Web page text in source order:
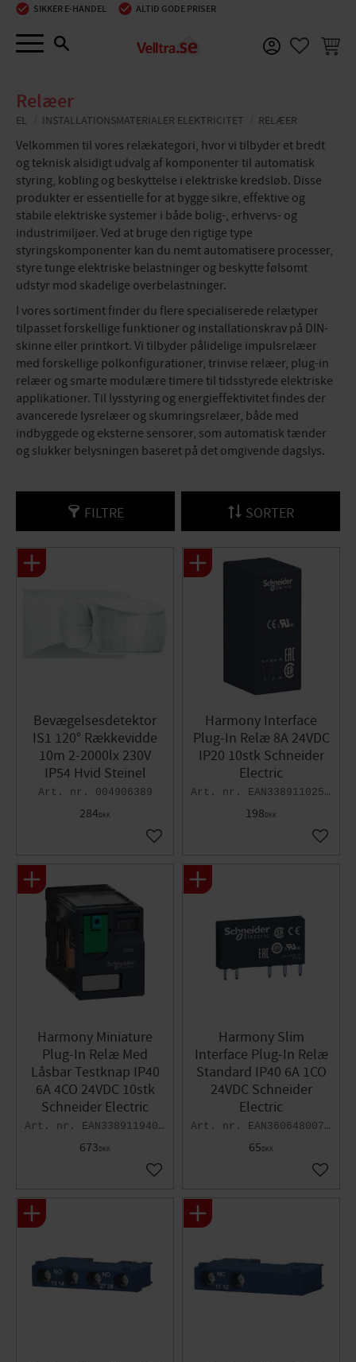
Menu
SIKKER E-HANDEL ALTID GODE PRISER
Relæer
EL INSTALLATIONSMATERIALER ELEKTRICITET RELÆER
Velkommen til vores relækategori, hvor vi tilbyder et bredt
og teknisk alsidigt udvalg af komponenter til automatisk
styring, kobling og beskyttelse i elektriske kredsløb. Disse
produkter er essentielle for at bygge sikre, effektive og
stabile elektriske systemer i både bolig-, erhvervs- og
industrimiljøer. Ved at bruge den rigtige type
styringskomponenter kan du nemt automatisere processer,
styre tunge elektriske belastninger og beskytte følsomt
udstyr mod skadelige overbelastninger.
I vores sortiment finder du flere specialiserede relætyper
tilpasset forskellige funktioner og installationskrav på DIN-
skinne eller printkort. Vi tilbyder pålidelige impulsrelæer
med forskellige polkonfigurationer, trinvise relæer, plug-in
relæer og smarte modulære timere til tidsstyrede elektriske
applikationer. Til lysstyring og energieffektivitet findes der
avancerede lysrelæer og skumringsrelæer, både med
indbyggede og eksterne sensorer, som automatisk tænder
og slukker belysningen baseret på det omgivende dagslys.
FILTRE SORTER
Bevægelsesdetektor
IS1 120° Rækkevidde
10m 2-2000lx 230V
IP54 Hvid Steinel
004906389
284DKK
Gem som favorit
Harmony Interface
Plug-In Relæ 8A 24VDC
IP20 10stk Schneider
Electric
EAN3389110252361
198DKK
Gem
Harmony Miniature
Plug-In Relæ Med
Låsbar Testknap IP40
6A 4CO 24VDC 10stk
Schneider Electric
EAN3389119403719
673DKK
Gem som favorit
Harmony Slim
Interface Plug-In Relæ
Standard IP40 6A 1CO
24VDC Schneider
Electric
EAN3606480077975
65DKK
Gem